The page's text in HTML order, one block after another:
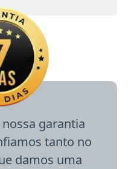
garantia
tanto no
damos uma